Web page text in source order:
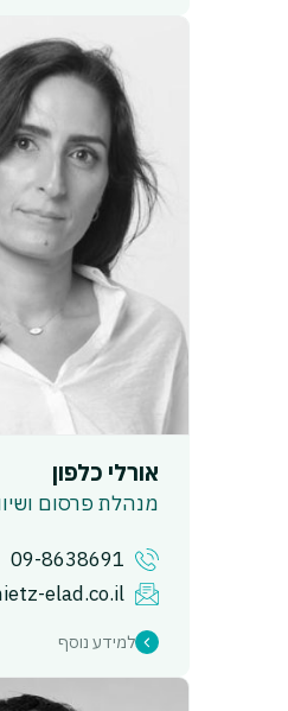
אורלי כלפון
מנהלת פרסום
09-8638691
elad.co.il
למידע נוסף